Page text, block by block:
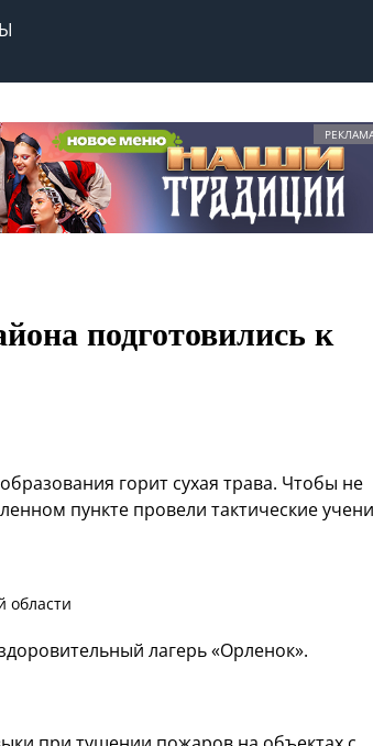
подготовились к
горит сухая трава. Чтобы не
пункте провели тактические
лагерь «Орленок».